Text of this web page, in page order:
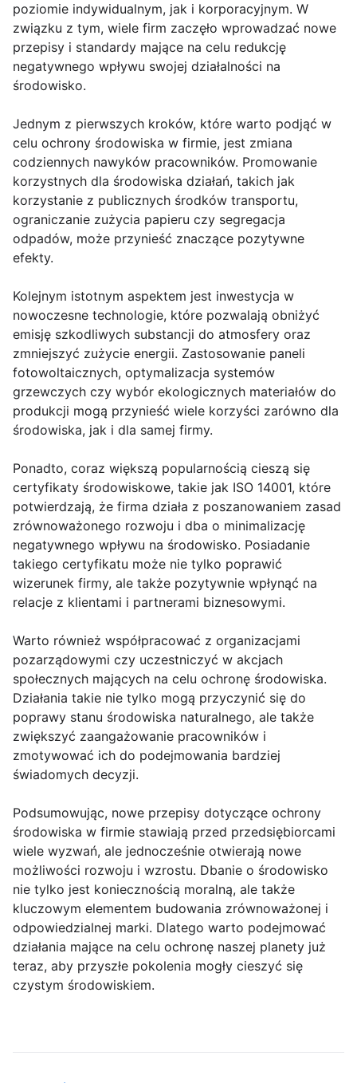
poziomie indywidualnym, jak i korporacyjnym. W
związku z tym, wiele firm zaczęło wprowadzać nowe
przepisy i standardy mające na celu redukcję
negatywnego wpływu swojej działalności na
środowisko.
Jednym z pierwszych kroków, które warto podjąć w
celu ochrony środowiska w firmie, jest zmiana
codziennych nawyków pracowników. Promowanie
korzystnych dla środowiska działań, takich jak
korzystanie z publicznych środków transportu,
ograniczanie zużycia papieru czy segregacja
odpadów, może przynieść znaczące pozytywne
efekty.
Kolejnym istotnym aspektem jest inwestycja w
nowoczesne technologie, które pozwalają obniżyć
emisję szkodliwych substancji do atmosfery oraz
zmniejszyć zużycie energii. Zastosowanie paneli
fotowoltaicznych, optymalizacja systemów
grzewczych czy wybór ekologicznych materiałów do
produkcji mogą przynieść wiele korzyści zarówno dla
środowiska, jak i dla samej firmy.
Ponadto, coraz większą popularnością cieszą się
certyfikaty środowiskowe, takie jak ISO 14001, które
potwierdzają, że firma działa z poszanowaniem zasad
zrównoważonego rozwoju i dba o minimalizację
negatywnego wpływu na środowisko. Posiadanie
takiego certyfikatu może nie tylko poprawić
wizerunek firmy, ale także pozytywnie wpłynąć na
relacje z klientami i partnerami biznesowymi.
Warto również współpracować z organizacjami
pozarządowymi czy uczestniczyć w akcjach
społecznych mających na celu ochronę środowiska.
Działania takie nie tylko mogą przyczynić się do
poprawy stanu środowiska naturalnego, ale także
zwiększyć zaangażowanie pracowników i
zmotywować ich do podejmowania bardziej
świadomych decyzji.
Podsumowując, nowe przepisy dotyczące ochrony
środowiska w firmie stawiają przed przedsiębiorcami
wiele wyzwań, ale jednocześnie otwierają nowe
możliwości rozwoju i wzrostu. Dbanie o środowisko
nie tylko jest koniecznością moralną, ale także
kluczowym elementem budowania zrównoważonej i
odpowiedzialnej marki. Dlatego warto podejmować
działania mające na celu ochronę naszej planety już
teraz, aby przyszłe pokolenia mogły cieszyć się
czystym środowiskiem.